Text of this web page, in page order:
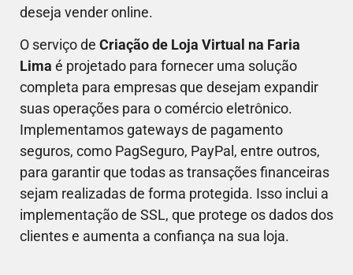
deseja vender online.
O serviço de Criação de Loja Virtual na Faria
Lima é projetado para fornecer uma solução
completa para empresas que desejam expandir
suas operações para o comércio eletrônico.
Implementamos gateways de pagamento
seguros, como PagSeguro, PayPal, entre outros,
para garantir que todas as transações financeiras
sejam realizadas de forma protegida. Isso inclui a
implementação de SSL, que protege os dados dos
clientes e aumenta a confiança na sua loja.